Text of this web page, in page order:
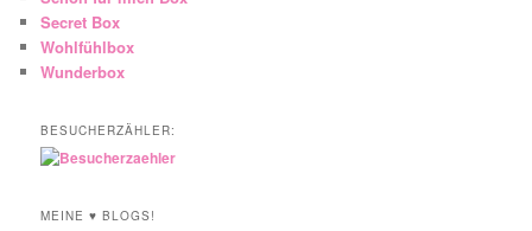
Secret Box
Wohlfühlbox
Wunderbox
BESUCHERZÄHLER:
MEINE ♥ BLOGS!